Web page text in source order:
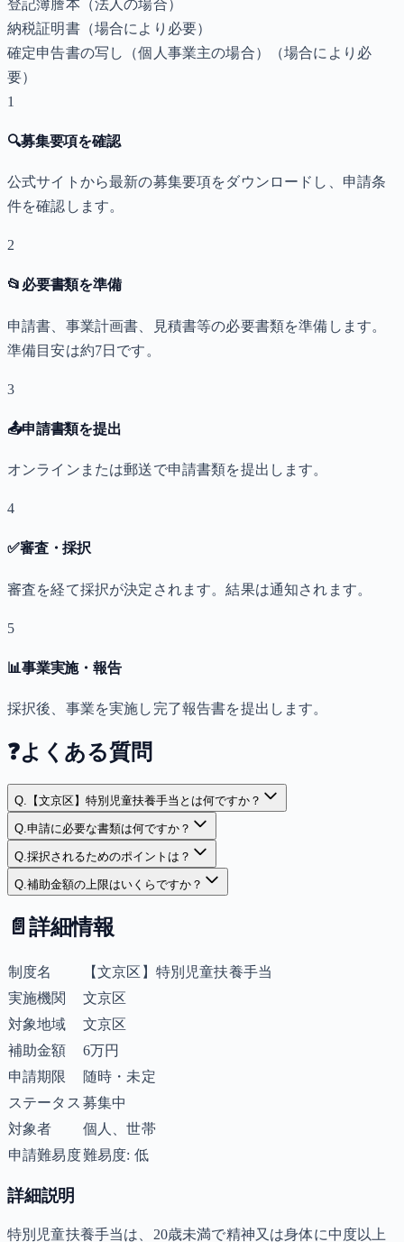
登記簿謄本（法人の場合）
納税証明書（場合により必要）
確定申告書の写し（個人事業主の場合）
（場合により必
要）
1
🔍募集要項を確認
公式サイトから最新の募集要項をダウンロードし、申請条
件を確認します。
2
📂 必要書類を準備
申請書、事業計画書、見積書等の必要書類を準備します。
準備目安は約7日です。
3
📤申請書類を提出
オンラインまたは郵送で申請書類を提出します。
4
✅審査・採択
審査を経て採択が決定されます。結果は通知されます。
5
📊事業実施・報告
採択後、事業を実施し完了報告書を提出します。
❓よくある質問
Q. 【文京区】特別児童扶養手当とは何ですか？
Q.申請に必要な書類は何ですか？
Q.採択されるためのポイントは？
Q.補助金額の上限はいくらですか？
📄 詳細情報
制度名
【文京区】特別児童扶養手当
実施機関
文京区
対象地域
文京区
補助金額
6万円
申請期限
随時・未定
ステータス 募集中
対象者
個人、世帯
申請難易度難易度: 低
詳細説明
特別児童扶養手当は、20歳未満で精神又は身体に中度以上